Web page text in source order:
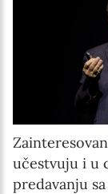
učestvuju i u
predavanju